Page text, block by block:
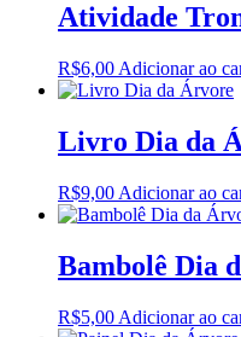
Atividade
R$6,00 Adicionar ao
Livro Dia da
R$9,00 Adicionar ao
Bambolê Dia
R$5,00 Adicionar ao